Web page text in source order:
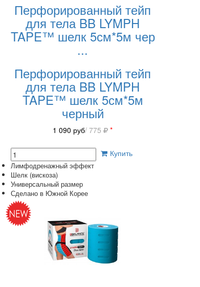
Перфорированный тейп
для тела BB LYMPH
TAPE™ шелк 5см*5м чер
...
Перфорированный тейп
для тела BB LYMPH
TAPE™ шелк 5см*5м
черный
1 090 руб/ 775 *
Купить
Лимфодренажный эффект
Шелк (вискоза)
Универсальный размер
Сделано в Южной Корее